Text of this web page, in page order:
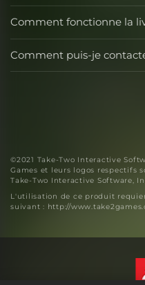
Comment fonctionne la
Comment puis-je
©2021 Take-Two Interactive
Games et leurs logos respectifs
Take-Two Interactive Software,
L'utilisation de ce produit
suivant : http://